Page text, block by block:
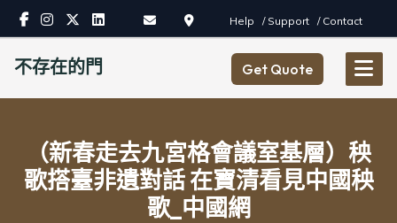
Skip
content
Help / Support / Contact
不存在的門 Get Quote
（新春走去九宮格會議室基層）秧
歌搭臺非遺對話 在寶清看見中國秧
歌_中國網